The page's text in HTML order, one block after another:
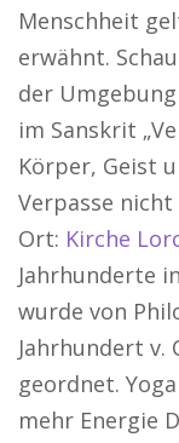
Menschheit
erwähnt.
der
im Sanskrit
Körper, Geist
Verpasse
Ort: Kirche
Jahrhunderte
wurde von
Jahrhundert v.
geordnet.
mehr Energie